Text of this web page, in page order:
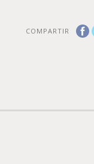
COMPARTIR